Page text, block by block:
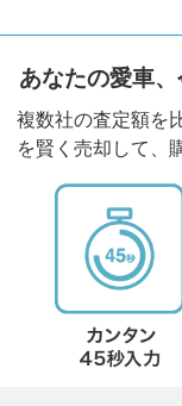
あなたの愛車、
複数社の査定額を
を賢く売却して、